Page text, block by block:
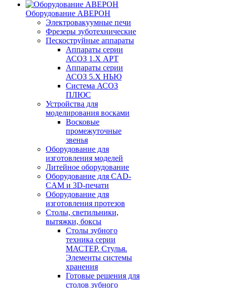
Оборудование АВЕРОН
Электровакуумные печи
Фрезеры зуботехнические
Пескоструйные аппараты
Аппараты серии
АСОЗ 1.Х АРТ
Аппараты серии
АСОЗ 5.Х НЬЮ
Система АСОЗ
ПЛЮС
Устройства для
моделирования восками
Восковые
промежуточные
звенья
Оборудование для
изготовления моделей
Литейное оборудование
Оборудование для CAD-
CAM и 3D-печати
Оборудование для
изготовления протезов
Cтолы, светильники,
вытяжки, боксы
Столы зубного
техника серии
МАСТЕР. Стулья.
Элементы системы
хранения
Готовые решения для
столов зубного